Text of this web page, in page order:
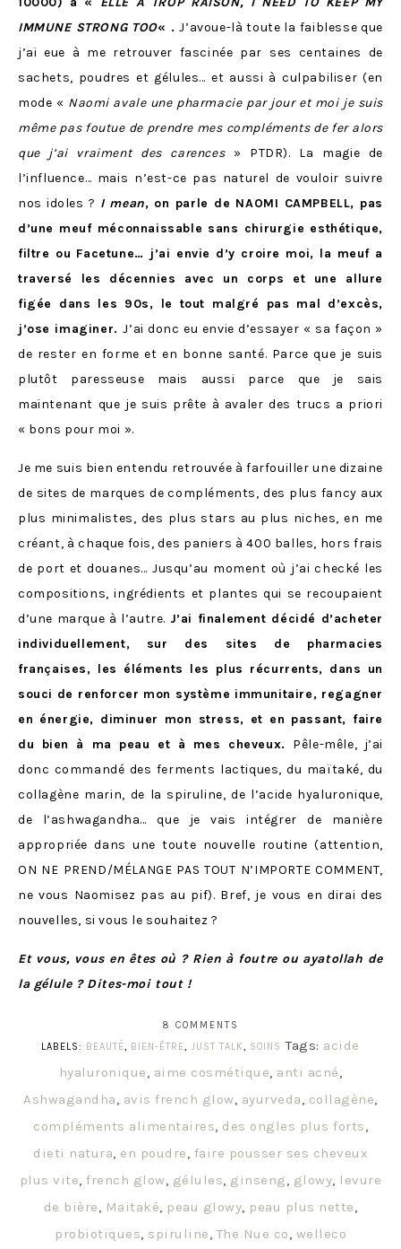
IMMUNE STRONG TOO« .J’avoue-là toute la faiblesse que
j’ai eue à me retrouver fascinée par ses centaines de
sachets, poudres et gélules… et aussi à culpabiliser (en
mode « Naomi avale une pharmacie par jour et moi je suis
même pas foutue de prendre mes compléments de fer alors
que j’ai vraiment des carences» PTDR). La magie de
l’influence… mais n’est-ce pas naturel de vouloir suivre
nos idoles ? I mean, on parle de NAOMI CAMPBELL, pas
d’une meuf méconnaissable sans chirurgie esthétique,
filtre ou Facetune… j’ai envie d’y croire moi, la meuf a
traversé les décennies avec un corps et une allure
figée dans les 90s, le tout malgré pas mal d’excès,
j’ose imaginer.J’ai donc eu envie d’essayer « sa façon »
de rester en forme et en bonne santé. Parce que je suis
plutôt paresseuse mais aussi parce que je sais
maintenant que je suis prête à avaler des trucs a priori
« bons pour moi ».
Je me suis bien entendu retrouvée à farfouiller une dizaine
de sites de marques de compléments, des plus fancy aux
plus minimalistes, des plus stars au plus niches, en me
créant, à chaque fois, des paniers à 400 balles, hors frais
de port et douanes… Jusqu’au moment où j’ai checké les
compositions, ingrédients et plantes qui se recoupaient
d’une marque à l’autre. J’ai finalement décidé d’acheter
individuellement, sur des sites de pharmacies
françaises, les éléments les plus récurrents, dans un
souci de renforcer mon système immunitaire, regagner
en énergie, diminuer mon stress, et en passant, faire
du bien à ma peau et à mes cheveux. Pêle-mêle, j’ai
donc commandé des ferments lactiques, du maïtaké, du
collagène marin, de la spiruline, de l’acide hyaluronique,
de l’ashwagandha… que je vais intégrer de manière
appropriée dans une toute nouvelle routine (attention,
ON NE PREND/MÉLANGE PAS TOUT N’IMPORTE COMMENT,
ne vous Naomisez pas au pif). Bref, je vous en dirai des
nouvelles, si vous le souhaitez ?
Et vous, vous en êtes où ? Rien à foutre ou ayatollah de
la gélule ? Dites-moi tout !
8 COMMENTS
LABELS:
BEAUTÉ, BIEN-ÊTRE,JUST TALK, SOINS Tags: acide
hyaluronique, aime cosmétique, anti acné,
Ashwagandha, avis french glow, ayurveda, collagène,
compléments alimentaires, des ongles plus forts,
dieti natura, en poudre, faire pousser ses cheveux
plus vite,french glow, gélules, ginseng, glowy, levure
de bière, Maitaké, peau glowy, peau plus nette,
probiotiques, spiruline, The Nue co, welleco